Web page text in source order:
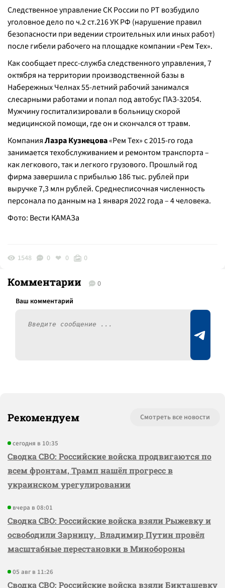
Следственное управление СК России по РТ возбудило
уголовное дело по ч.2 ст.216 УК РФ (нарушение правил
безопасности при ведении строительных или иных работ)
после гибели рабочего на площадке компании «Рем Тех».
Как сообщает пресс-служба следственного управления, 7
октября на территории производственной базы в
Набережных Челнах 55-летний рабочий занимался
слесарными работами и попал под автобус ПАЗ-32054.
Мужчину госпитализировали в больницу скорой
медицинской помощи, где он и скончался от травм.
КомпанияЛазра Кузнецова«Рем Тех» с 2015-го года
занимается техобслуживанием и ремонтом транспорта –
как легкового, так и легкого грузового. Прошлый год
фирма завершила с прибылью 186 тыс. рублей при
выручке 7,3 млн рублей. Среднесписочная численность
персонала по данным на 1 января 2022 года – 4 человека.
Фото: Вести КАМАЗа
1548 0 0 0
Комментарии 0
Рекомендуем Смотреть все новости
сегодня в 10:35
Сводка СВО: Российские войска продвигаются по
всем фронтам, Трамп нашёл прогресс в
украинском урегулировании
вчера в 08:01
Сводка СВО: Российские войска взяли Рыжевку и
освободили Зарницу, Владимир Путин провёл
масштабные перестановки в Минобороны
05 авг в 11:26
Сводка СВО: Российские войска взяли Бикташевку